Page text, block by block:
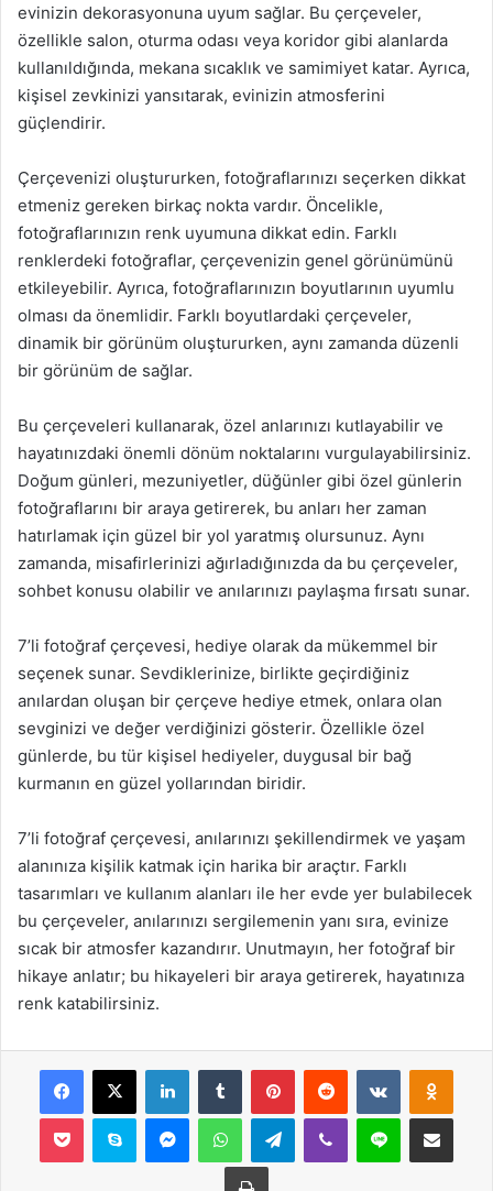
evinizin dekorasyonuna uyum sağlar. Bu çerçeveler,
özellikle salon, oturma odası veya koridor gibi alanlarda
kullanıldığında, mekana sıcaklık ve samimiyet katar. Ayrıca,
kişisel zevkinizi yansıtarak, evinizin atmosferini
güçlendirir.
Çerçevenizi oluştururken, fotoğraflarınızı seçerken dikkat
etmeniz gereken birkaç nokta vardır. Öncelikle,
fotoğraflarınızın renk uyumuna dikkat edin. Farklı
renklerdeki fotoğraflar, çerçevenizin genel görünümünü
etkileyebilir. Ayrıca, fotoğraflarınızın boyutlarının uyumlu
olması da önemlidir. Farklı boyutlardaki çerçeveler,
dinamik bir görünüm oluştururken, aynı zamanda düzenli
bir görünüm de sağlar.
Bu çerçeveleri kullanarak, özel anlarınızı kutlayabilir ve
hayatınızdaki önemli dönüm noktalarını vurgulayabilirsiniz.
Doğum günleri, mezuniyetler, düğünler gibi özel günlerin
fotoğraflarını bir araya getirerek, bu anları her zaman
hatırlamak için güzel bir yol yaratmış olursunuz. Aynı
zamanda, misafirlerinizi ağırladığınızda da bu çerçeveler,
sohbet konusu olabilir ve anılarınızı paylaşma fırsatı sunar.
7’li fotoğraf çerçevesi, hediye olarak da mükemmel bir
seçenek sunar. Sevdiklerinize, birlikte geçirdiğiniz
anılardan oluşan bir çerçeve hediye etmek, onlara olan
sevginizi ve değer verdiğinizi gösterir. Özellikle özel
günlerde, bu tür kişisel hediyeler, duygusal bir bağ
kurmanın en güzel yollarından biridir.
7’li fotoğraf çerçevesi, anılarınızı şekillendirmek ve yaşam
alanınıza kişilik katmak için harika bir araçtır. Farklı
tasarımları ve kullanım alanları ile her evde yer bulabilecek
bu çerçeveler, anılarınızı sergilemenin yanı sıra, evinize
sıcak bir atmosfer kazandırır. Unutmayın, her fotoğraf bir
hikaye anlatır; bu hikayeleri bir araya getirerek, hayatınıza
renk katabilirsiniz.
Facebook
X LinkedInTumblr PinterestReddit VKontakte
Pocket Skype MessengerWhatsAppTelegramViber Line E-Posta ile
Yazdır